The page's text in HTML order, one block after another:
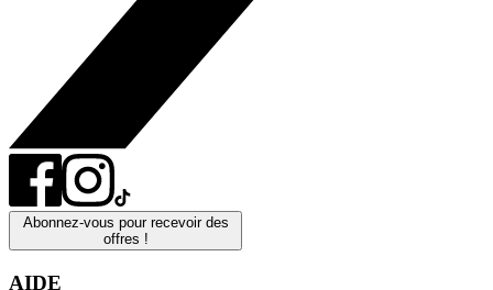
Abonnez-vous pour recevoir des
offres !
AIDE